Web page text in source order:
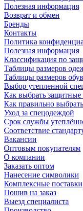
Полезная информация
Возврат и обмен
Бренды
Контакты
Политика
Полезная информация
Классификация по
Таблицы размеров
Таблицы размеров
Выбор утепленной
Как выбрать защитные
Как правильно
Уход за спецодеждой
Срок службы
Соответствие
Вакансии
Оптовым покупателям
О компании
Заказать оптом
Нанесение символики
Комплексные поставки
Пошив на заказ
Выезд специалиста